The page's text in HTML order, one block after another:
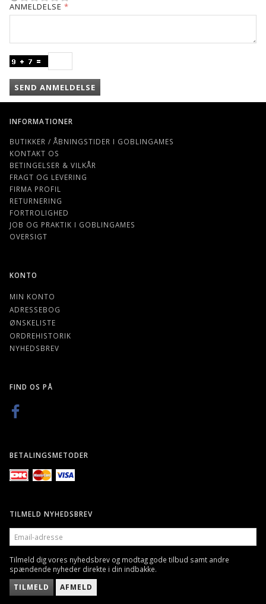
ANMELDELSE
SEND ANMELDELSE
INFORMATIONER
BUTIKKER / ÅBNINGSTIDER I GOBLINGAMES
KONTAKT OS
BETINGELSER & VILKÅR
FRAGT OG LEVERING
FIRMA PROFIL
RETURNERING
FORTROLIGHED
JOB OG PRAKTIK I GOBLINGAMES
OVERSIGT
KONTO
MIN KONTO
ADRESSEBOG
ØNSKELISTE
ORDREHISTORIK
NYHEDSBREV
FIND OS PÅ
BETALINGSMETODER
TILMELD NYHEDSBREV
EMAIL-
ADRESSE
Tilmeld dig vores nyhedsbrev og modtag gode tilbud samt andre
spændende nyheder direkte i din indbakke.
TILMELD AFMELD